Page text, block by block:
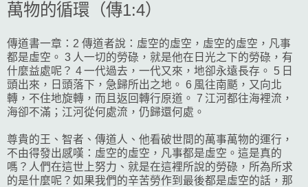
萬物的循環（傳1:4）
傳道書一章：2 傳道者說：虛空的虛空，虛空的虛空，凡事
都是虛空。 3 人一切的勞碌，就是他在日光之下的勞碌，有
什麼益處呢？ 4 一代過去，一代又來，地卻永遠長存。 5 日
頭出來，日頭落下，急歸所出之地。 6 風往南颳，又向北
轉，不住地旋轉，而且返回轉行原道。 7 江河都往海裡流，
海卻不滿；江河從何處流，仍歸還何處。
尊貴的王、智者、傳道人、他看破世間的萬事萬物的運行，
不由得發出感嘆：虛空的虛空，凡事都是虛空。這是真的
嗎？人們在這世上努力、就是在這裡所說的勞碌，所為所求
的是什麼呢？如果我們的辛苦勞作到最後都是虛空的話，那